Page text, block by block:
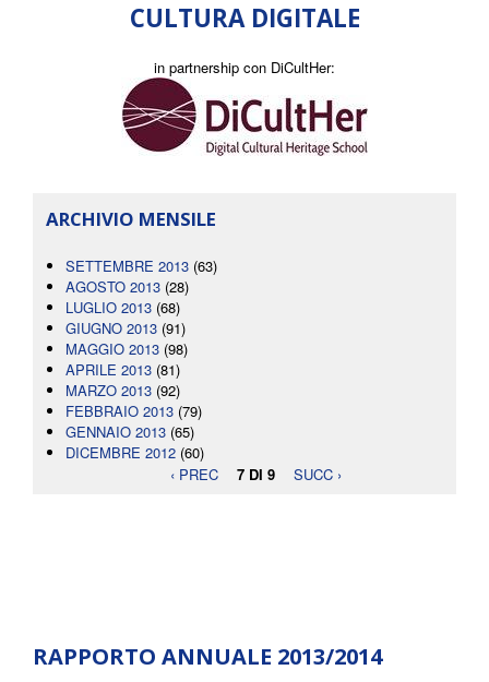
CULTURA DIGITALE
in partnership con DiCultHer:
ARCHIVIO MENSILE
SETTEMBRE 2013 (63)
AGOSTO 2013 (28)
LUGLIO 2013 (68)
GIUGNO 2013 (91)
MAGGIO 2013 (98)
APRILE 2013 (81)
MARZO 2013 (92)
FEBBRAIO 2013 (79)
GENNAIO 2013 (65)
DICEMBRE 2012 (60)
‹ PREC
7 DI 9 SUCC ›
RAPPORTO ANNUALE 2013/2014